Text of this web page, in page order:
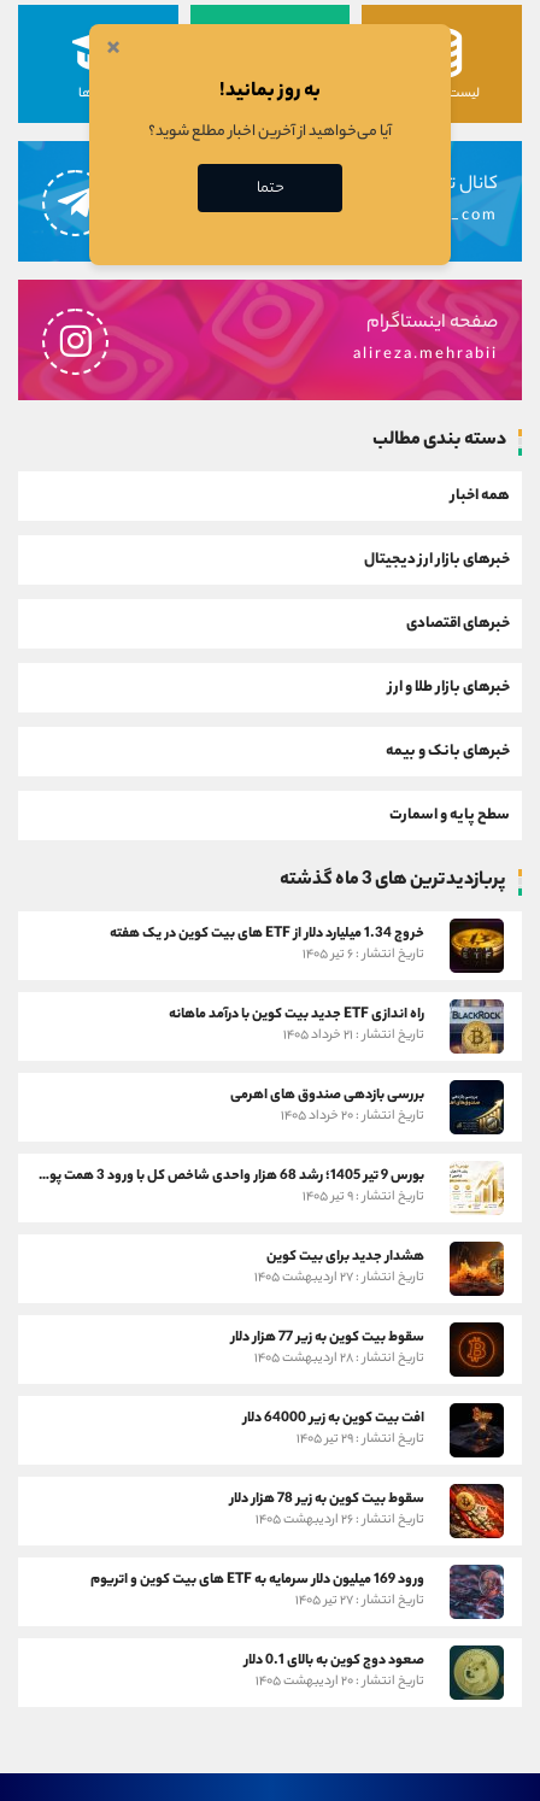
لیست رمزارزها لیست سهام ها دوره ها
کانال تلگرام
alirezamehrabi_com
صفحه اینستاگرام
alireza.mehrabii
دسته بندی مطالب
همه اخبار
خبرهای بازار ارز دیجیتال
خبرهای اقتصادی
خبرهای بازار طلا و ارز
خبرهای بانک و بیمه
سطح پایه و اسمارت
پربازدیدترین های 3 ماه گذشته
خروج 1.34 میلیارد دلار از ETF های بیت کوین در یک هفته
تاریخ انتشار : ۶ تیر ۱۴۰۵
راه اندازی ETF جدید بیت کوین با درآمد ماهانه
تاریخ انتشار : ۲۱ خرداد ۱۴۰۵
بررسی بازدهی صندوق های اهرمی
تاریخ انتشار : ۲۰ خرداد ۱۴۰۵
بورس 9 تیر 1405؛ رشد 68 هزار واحدی شاخص کل با ورود 3 همت پول حقیقی
تاریخ انتشار : ۹ تیر ۱۴۰۵
هشدار جدید برای بیت کوین
تاریخ انتشار : ۲۷ اردیبهشت ۱۴۰۵
سقوط بیت کوین به زیر 77 هزار دلار
تاریخ انتشار : ۲۸ اردیبهشت ۱۴۰۵
افت بیت کوین به زیر 64000 دلار
تاریخ انتشار : ۲۹ تیر ۱۴۰۵
سقوط بیت کوین به زیر 78 هزار دلار
تاریخ انتشار : ۲۶ اردیبهشت ۱۴۰۵
ورود 169 میلیون دلار سرمایه به ETF های بیت کوین و اتریوم
تاریخ انتشار : ۲۷ تیر ۱۴۰۵
صعود دوج کوین به بالای 0.1 دلار
تاریخ انتشار : ۲۰ اردیبهشت ۱۴۰۵
×
به روز بمانید!
آیا می‌خواهید از آخرین اخبار مطلع شوید؟
حتما